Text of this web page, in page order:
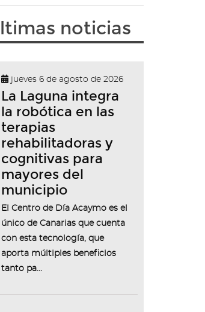
noticias
jueves 6 de agosto de 2026
La Laguna integra
la robótica en las
terapias
rehabilitadoras y
cognitivas para
mayores del
municipio
El Centro de Día Acaymo es el
único de Canarias que cuenta
con esta tecnología, que
aporta múltiples beneficios
tanto pa...